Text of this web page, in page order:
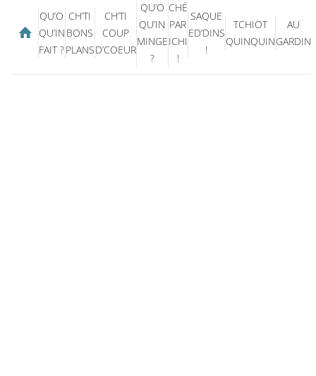
QU’O
QU’IN
FAIT ?
CH’TI
BONS
PLANS
CH’TI
COUP
D’COEUR
QU’O
QU’IN
MINGE
?
CHÉ
PAR
ICHI
!
SAQUE
ED’DINS
!
TCHIOT
QUINQUIN
AU
GARDIN